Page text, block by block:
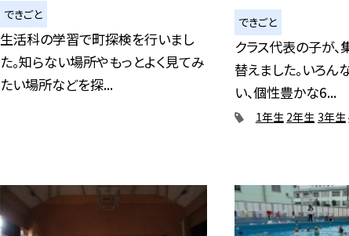
できごと
生活科の学習で町探検を行いまし
た。知らない場所やもっとよく見てみ
たい場所などを探...
できごと
クラス代表の子が
替えました。いろん
い、個性豊かな6...
1年生 2年生 3年生